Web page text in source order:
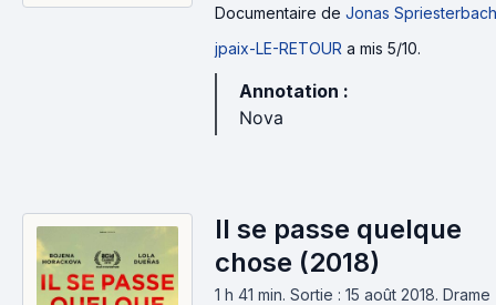
Documentaire de Jonas Spriesterbach
jpaix-LE-RETOUR a mis 5/10.
Annotation :
Nova
Il se passe quelque
chose (2018)
1 h 41 min. Sortie : 15 août 2018. Drame